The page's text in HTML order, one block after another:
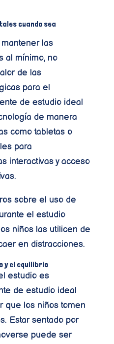
cuando sea
las
al mínimo, no
de las
para el
de estudio ideal
de manera
como tabletas o
para
interactivas y acceso
sobre el uso de
el estudio
niños las utilicen de
en distracciones.
y el equilibrio
estudio es
de estudio ideal
que los niños tomen
Estar sentado por
puede ser